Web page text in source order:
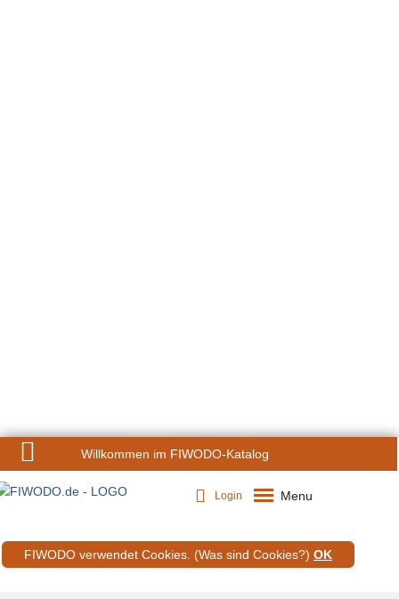
Willkommen im FIWODO-Katalog
Login Menu
FIWODO verwendet Cookies. (Was sind Cookies?) OK